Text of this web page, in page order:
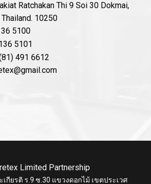
Ratchakan Thi 9 Soi 30 Dokmai,
10250
5100
5101
491 6612
Limited Partnership
กียรติ ร.9 ซ.30 แขวงดอกไม้ เขตประเวศ